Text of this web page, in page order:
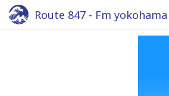
Route 847 - Fm yokohama